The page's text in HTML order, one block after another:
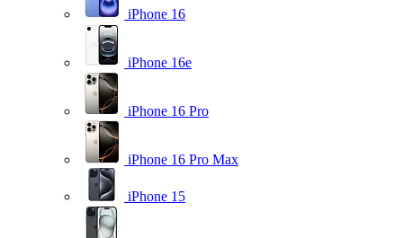
iPhone 16
iPhone 16e
iPhone 16 Pro
iPhone 16 Pro Max
iPhone 15